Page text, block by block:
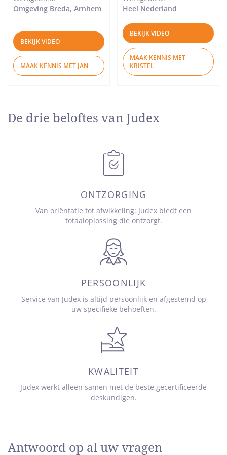
Omgeving Breda, Arnhem
BEKIJK VIDEO
MAAK KENNIS MET JAN
Heel Nederland
BEKIJK VIDEO
MAAK KENNIS MET
KRISTEL
De drie beloftes van Judex
ONTZORGING
Van oriëntatie tot afwikkeling: Judex biedt een
totaaloplossing die ontzorgt.
PERSOONLIJK
Service van Judex is altijd persoonlijk en afgestemd op
uw specifieke behoeften.
KWALITEIT
Judex werkt alleen samen met de beste gecertificeerde
deskundigen.
Antwoord op al uw vragen